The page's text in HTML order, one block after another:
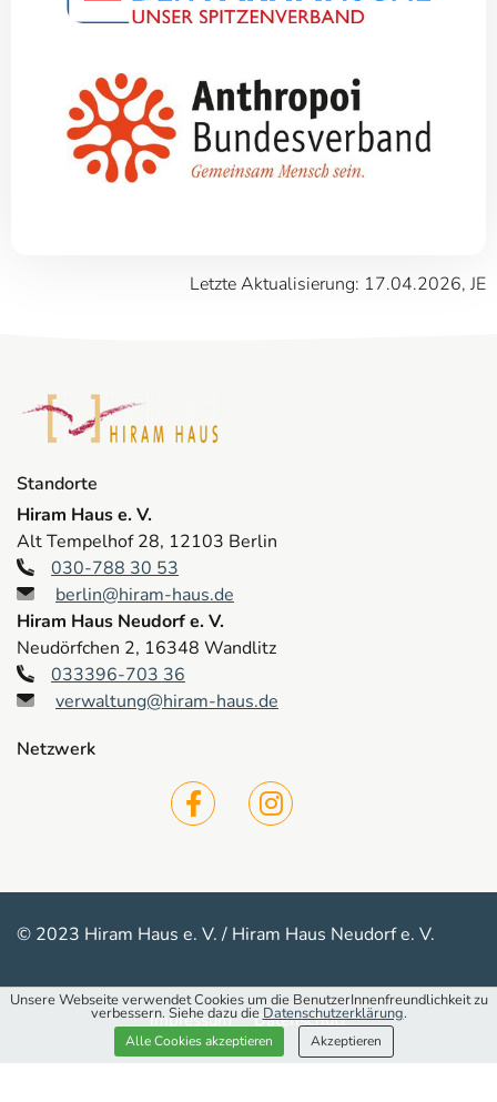
Unsere Webseite verwendet Cookies um die BenutzerInnenfreundlichkeit zu
verbessern. Siehe dazu die Datenschutzerklärung.
Alle Cookies akzeptieren Akzeptieren
Letzte Aktualisierung: 17.04.2026, JE
Standorte
Hiram Haus e. V.
Alt Tempelhof 28, 12103 Berlin
030-788 30 53
berlin@hiram-haus.de
Hiram Haus Neudorf e. V.
Neudörfchen 2, 16348 Wandlitz
033396-703 36
verwaltung@hiram-haus.de
Netzwerk
© 2023 Hiram Haus e. V. / Hiram Haus Neudorf e. V.
Impressum Datenschutz